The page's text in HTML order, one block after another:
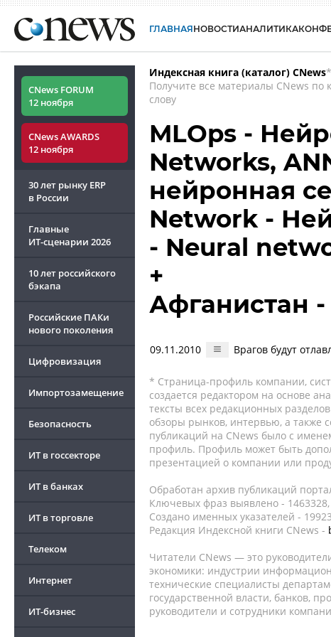
ГЛАВНАЯНОВОСТИАНАЛИТИКА
CNews FORUM
12 ноября
CNews AWARDS
12 ноября
30 лет рынку ERP
в России
Главные
ИТ-сценарии 2026
10 лет российского
бэкапа
Российские ПАКи
нового поколения
Цифровизация
Импортозамещение
Безопасность
ИТ в госсекторе
ИТ в банках
ИТ в торговле
Телеком
Интернет
ИТ-бизнес
Индексная книга (каталог) CNews*
Получите все материалы CNews по
слову
MLOps -
Networks,
нейронная
Network -
- Neural
+
Афганистан
09.11.2010 Врагов будут
* Страница-профиль компании,
создается редактором на основе
тексты всех редакционных
обзоры рынков, интервью, а также
публикаций на CNews было с
профиль. Профиль может быть
презентацией о компании или
Обработан архив публикаций
Ключевых фраз выявлено -
Создано именных указателей -
Редакция Индексной книги CNews -
Читатели CNews — это
экономики: индустрии
технические специалисты
государственной власти, банков,
руководители и сотрудники